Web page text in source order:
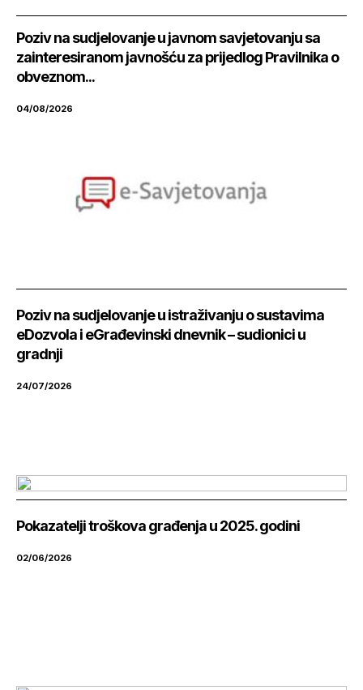
Poziv na sudjelovanje u javnom savjetovanju sa
zainteresiranom javnošću za prijedlog Pravilnika o
obveznom...
04/08/2026
Poziv na sudjelovanje u istraživanju o sustavima
eDozvola i eGrađevinski dnevnik – sudionici u
gradnji
24/07/2026
Pokazatelji troškova građenja u 2025. godini
02/06/2026